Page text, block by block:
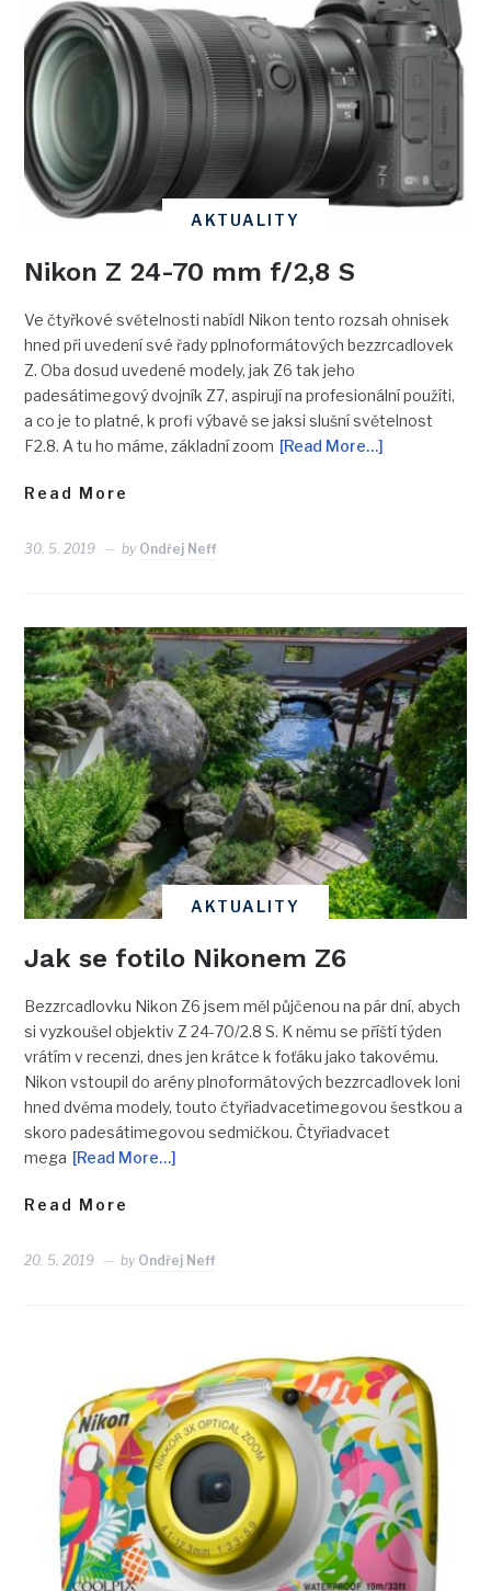
AKTUALITY
Nikon Z 24-70 mm f/2,8 S
Ve čtyřkové světelnosti nabídl Nikon tento rozsah ohnisek
hned při uvedení své řady pplnoformátových bezzrcadlovek
Z. Oba dosud uvedené modely, jak Z6 tak jeho
padesátimegový dvojník Z7, aspirují na profesionální použíti,
a co je to platné, k profi výbavě se jaksi slušní světelnost
F2.8. A tu ho máme, základní zoom [Read More…]
Read More
30. 5. 2019 by Ondřej Neff
AKTUALITY
Jak se fotilo Nikonem Z6
Bezzrcadlovku Nikon Z6 jsem měl půjčenou na pár dní, abych
si vyzkoušel objektiv Z 24-70/2.8 S. K němu se příští týden
vrátím v recenzi, dnes jen krátce k foťáku jako takovému.
Nikon vstoupil do arény plnoformátových bezzrcadlovek loni
hned dvěma modely, touto čtyřiadvacetimegovou šestkou a
skoro padesátimegovou sedmičkou. Čtyřiadvacet
mega [Read More…]
Read More
20. 5. 2019 by Ondřej Neff